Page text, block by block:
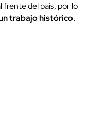
frente del país, por lo
trabajo histórico.